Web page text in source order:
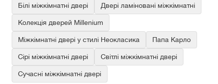
Білі міжкімнатні двері Двері ламіновані міжкімнатні
Колекція дверей Millenium
Міжкімнатні двері у стилі Неокласика Папа Карло
Сірі міжкімнатні двері Світлі міжкімнатні двері
Сучасні міжкімнатні двері